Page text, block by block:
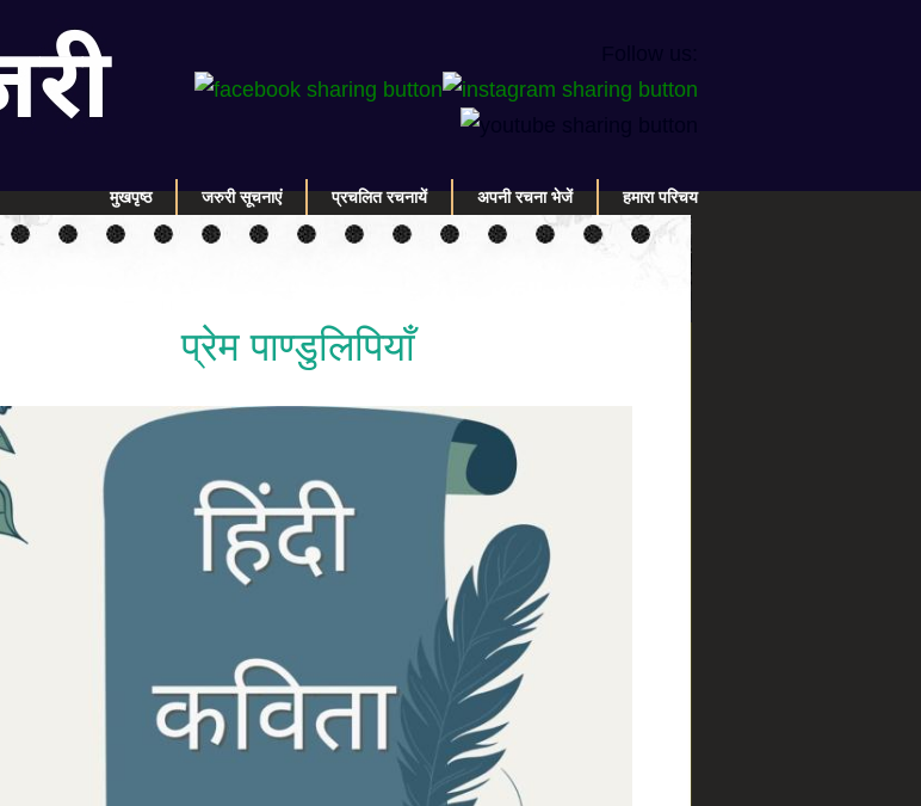
मुखपृष्ठ जरुरी सूचनाएं प्रचलित रचनायें अपनी रचना भेजें हमारा परिचय
प्रेम पाण्डुलिपियाँ